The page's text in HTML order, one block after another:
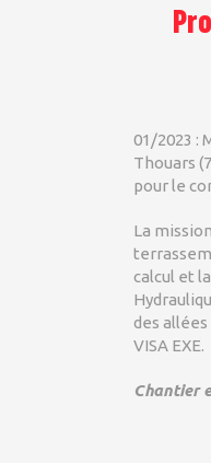
01/2023 :
Thouars
pour le
La
calcul et
des allées
VISA EXE.
Chantier